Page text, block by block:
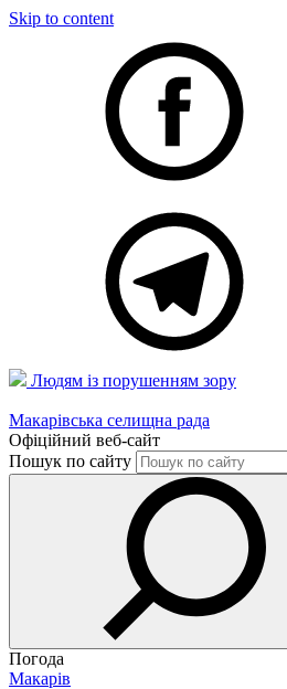
Skip to content
Людям із порушенням зору
Макарівська селищна рада
Офіційний веб-сайт
Пошук по сайту
Погода
Макарів